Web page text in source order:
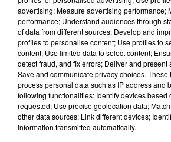
Pour faire adopter ces dispositions, le
agir "très vite", en soutenant soit la
récemment adoptée en première
autre proposition similaire qui doit être
prochaine à l'Assemblée nationale.
Concernant la prescription,certaines
défense des enfants demandaient que
advertising; Measure advertising performance;
performance; Understand audiences through
of data from different sources; Develop and
profiles to personalise content; Use profiles to
content; Use limited data to select content;
detect fraud, and fix errors; Deliver and
Save and communicate privacy choices.
process personal data such as IP address and
following functionalities: Identify devices based
requested; Use precise geolocation data;
other data sources; Link different devices;
information transmitted automatically.